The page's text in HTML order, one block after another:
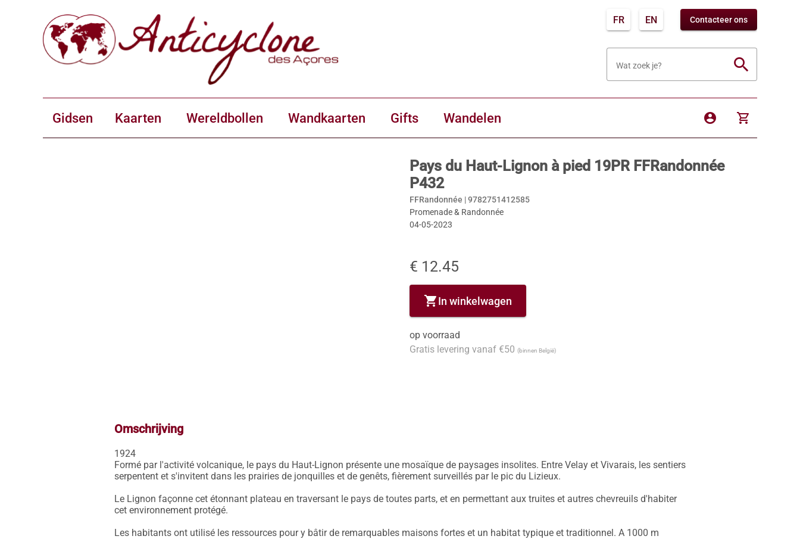
FR EN Contacteer ons
Wat zoek je? search
Gidsen Kaarten Wereldbollen Wandkaarten Gifts Wandelen account_circle shopping_cart
Pays du Haut-Lignon à pied 19PR FFRandonnée
P432
FFRandonnée |9782751412585
Promenade & Randonnée
04-05-2023
€ 12.45
shopping_cartIn winkelwagen
op voorraad
Gratis levering vanaf €50 (binnen België)
Omschrijving
1924
Formé par l'activité volcanique, le pays du Haut-Lignon présente une mosaïque de paysages insolites. Entre Velay et Vivarais, les sentiers
serpentent et s'invitent dans les prairies de jonquilles et de genêts, fièrement surveillés par le pic du Lizieux.
Le Lignon façonne cet étonnant plateau en traversant le pays de toutes parts, et en permettant aux truites et autres chevreuils d'habiter
cet environnement protégé.
Les habitants ont utilisé les ressources pour y bâtir de remarquables maisons fortes et un habitat typique et traditionnel. A 1000 m